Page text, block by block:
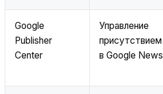
Google
Publisher
Center
Управление
присутствием
в Google News